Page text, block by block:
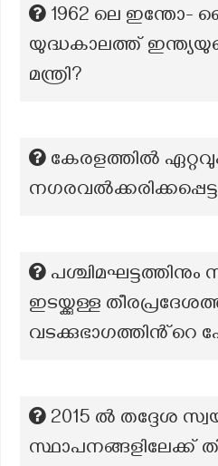
1962 ലെ ഇന്തോ-
യുദ്ധകാലത്ത്
മന്ത്രി?
കേരളത്തിൽ
നഗരവൽക്കരിക്കപ്പെട്ട
പശ്ചിമഘട്ടത്തിനും
ഇടയ്ക്കുള്ള
വടക്കുഭാഗത്തിൻ്റെ
2015 ൽ തദ്ദേശ
സ്ഥാപനങ്ങളിലേക്ക്